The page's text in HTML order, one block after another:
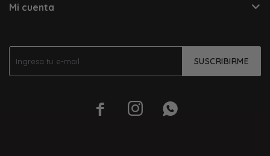
SUSCRIBIRME
  
Mi cuenta